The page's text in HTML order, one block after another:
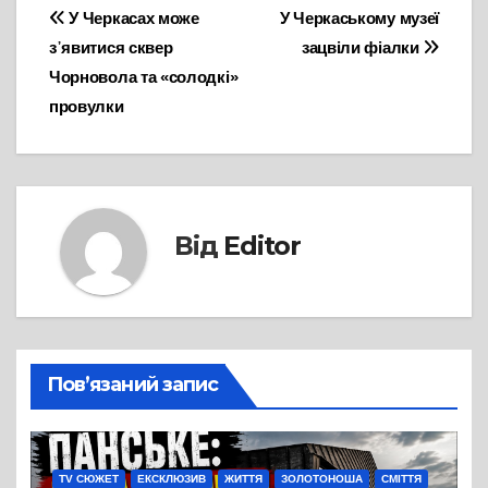
Навігація
записів
У Черкаському музеї
зацвіли фіалки
У Черкасах може
з᾽явитися сквер
Чорновола та «солодкі»
провулки
Від Editor
Пов’язаний запис
TV СЮЖЕТ ЕКСКЛЮЗИВ ЖИТТЯ ЗОЛОТОНОША СМІТТЯ